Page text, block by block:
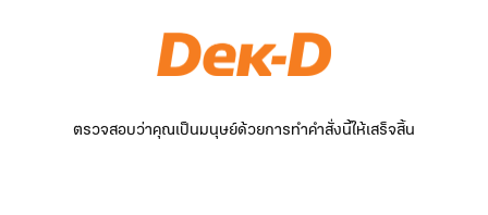
ตรวจสอบว่าคุณเป็นมนุษย์ด้วยการทำคำสั่งนี้ให้เสร็จสิ้น